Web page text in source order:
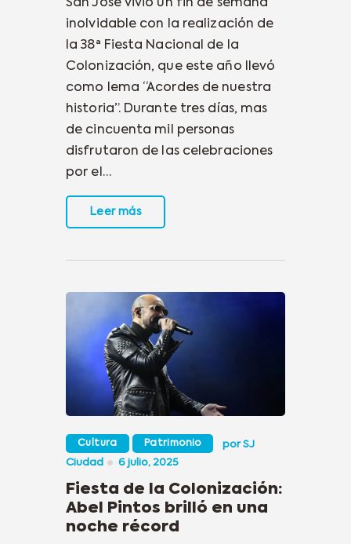
San José vivió un fin de semana
inolvidable con la realización de
la 38ª Fiesta Nacional de la
Colonización, que este año llevó
como lema “Acordes de nuestra
historia”. Durante tres días, mas
de cincuenta mil personas
disfrutaron de las celebraciones
por el…
Leer más
Cultura Patrimonio porSJ
Ciudad
6 julio, 2025
Fiesta de la Colonización:
Abel Pintos brilló en una
noche récord